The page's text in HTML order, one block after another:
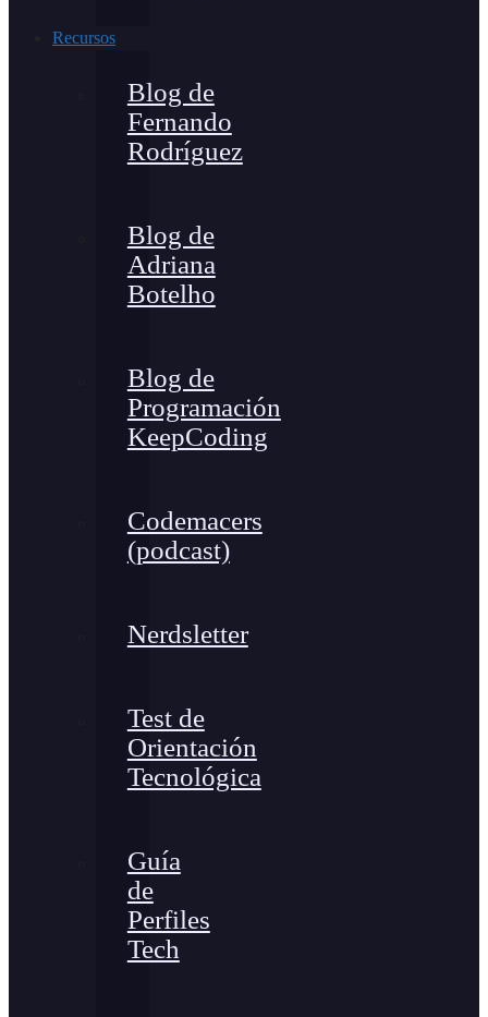
Recursos
Blog de
Fernando
Rodríguez
Blog de
Adriana
Botelho
Blog de
Programación
KeepCoding
Codemacers
(podcast)
Nerdsletter
Test de
Orientación
Tecnológica
Guía
de
Perfiles
Tech